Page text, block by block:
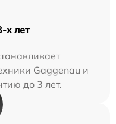
х лет
Gaggenau и
до 3 лет.